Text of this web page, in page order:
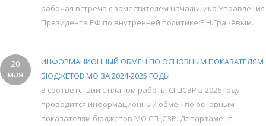
рабочая встреча с заместителем начальника Управления
Президента РФ по внутренней политике Е.Н.Грачёвым.
20
мая
ИНФОРМАЦИОННЫЙ ОБМЕН ПО ОСНОВНЫМ ПОКАЗАТЕЛЯМ
БЮДЖЕТОВ МО ЗА 2024-2025 ГОДЫ
В соответствии с планом работы СГЦСЗР в 2026 году
проводится информационный обмен по основным
показателям бюджетов МО СГЦСЗР. Департамент